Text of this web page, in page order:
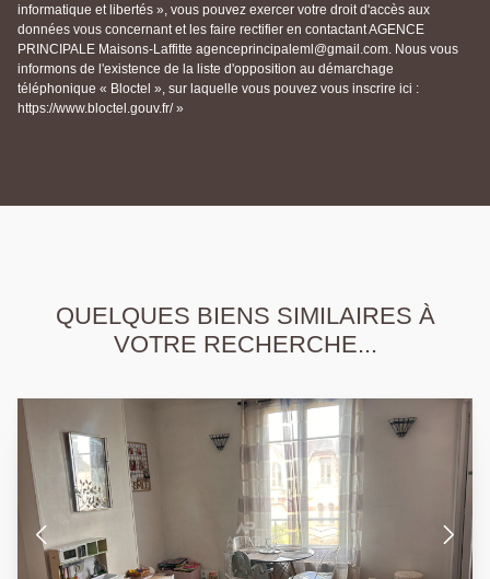
informatique et libertés », vous pouvez exercer votre droit d'accès aux
données vous concernant et les faire rectifier en contactant AGENCE
PRINCIPALE Maisons-Laffitte agenceprincipaleml@gmail.com. Nous vous
informons de l'existence de la liste d'opposition au démarchage
téléphonique « Bloctel », sur laquelle vous pouvez vous inscrire ici :
https://www.bloctel.gouv.fr/ »
QUELQUES BIENS SIMILAIRES À
VOTRE RECHERCHE...